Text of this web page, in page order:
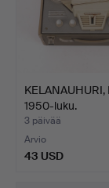
KELANAUHURI,
1950-luku.
3 päivää
Arvio
43 USD